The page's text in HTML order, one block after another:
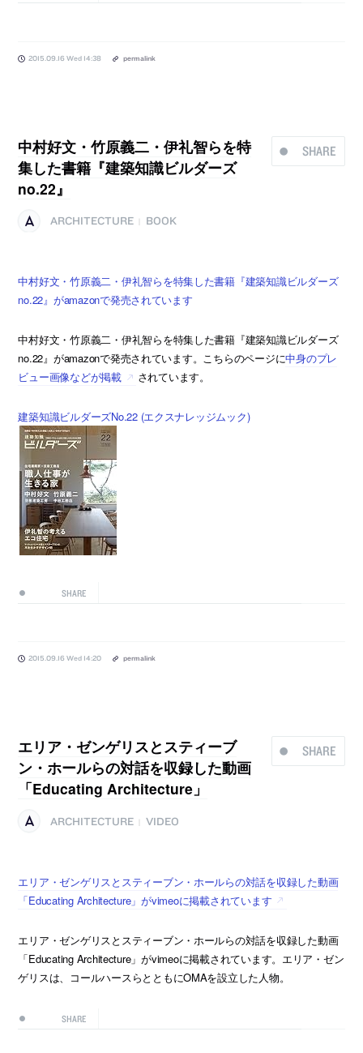
2015.09.16 Wed 14:38 permalink
SHARE
中村好文・竹原義二・伊礼智らを特
集した書籍『建築知識ビルダーズ
no.22』
ARCHITECTURE BOOK
中村好文・竹原義二・伊礼智らを特集した書籍『建築知識ビルダーズ
no.22』がamazonで発売されています
中村好文・竹原義二・伊礼智らを特集した書籍『建築知識ビルダーズ
no.22』がamazonで発売されています。こちらのページに中身のプレ
ビュー画像などが掲載
されています。
建築知識ビルダーズNo.22 (エクスナレッジムック)
SHARE
2015.09.16 Wed 14:20 permalink
SHARE
エリア・ゼンゲリスとスティーブ
ン・ホールらの対話を収録した動画
「Educating Architecture」
ARCHITECTURE VIDEO
エリア・ゼンゲリスとスティーブン・ホールらの対話を収録した動画
「Educating Architecture」がvimeoに掲載されています
エリア・ゼンゲリスとスティーブン・ホールらの対話を収録した動画
「Educating Architecture」がvimeoに掲載されています。エリア・ゼン
ゲリスは、コールハースらとともにOMAを設立した人物。
SHARE